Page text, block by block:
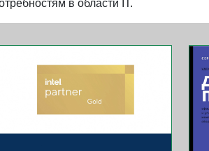
в области IT.